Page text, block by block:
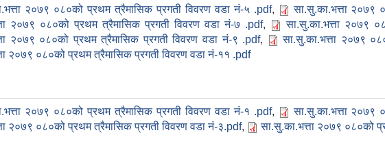
२०७९ ०८०को प्रथम त्रैमासिक प्रगती विवरण वडा नं-५ .pdf, सा.सु.का.भत्ता २०७९
२०७९ ०८०को प्रथम त्रैमासिक प्रगती विवरण वडा नं-७ .pdf, सा.सु.का.भत्ता २०७९
२०७९ ०८०को प्रथम त्रैमासिक प्रगती विवरण वडा नं-९ .pdf, सा.सु.का.भत्ता २०७९
२०७९ ०८०को प्रथम त्रैमासिक प्रगती विवरण वडा नं-११ .pdf
२०७९ ०८०को प्रथम त्रैमासिक प्रगती विवरण वडा नं-१ .pdf, सा.सु.का.भत्ता २०७९
२०७९ ०८०को प्रथम त्रैमासिक प्रगती विवरण वडा नं-३.pdf, सा.सु.का.भत्ता २०७९ ०८०को